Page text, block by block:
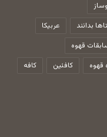
بدانند
عربیکا
قهوه
قهوه کافئین
کافه